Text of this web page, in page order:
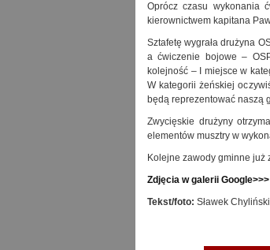
Oprócz czasu wykonania
kierownictwem kapitana
Sztafetę wygrała drużyna
a ćwiczenie bojowe –
kolejność – I miejsce w
W kategorii żeńskiej
będą reprezentować naszą
Zwycięskie drużyny
elementów musztry w
Kolejne zawody gminne już
Zdjęcia w galerii Google>>>
Tekst/foto: Sławek Chyliński